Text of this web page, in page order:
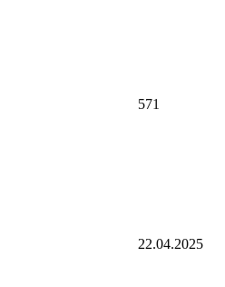
571
22.04.2025